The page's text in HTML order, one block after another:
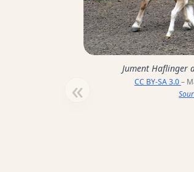
Jument Haflinger
CC BY-SA 3.0–
«